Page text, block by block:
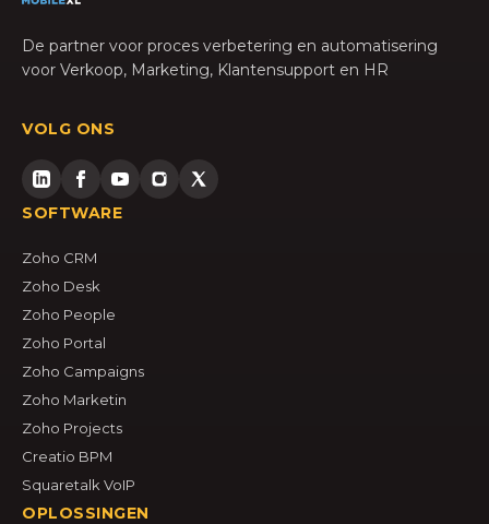
De partner voor proces verbetering en automatisering
voor Verkoop, Marketing, Klantensupport en HR
VOLG ONS
SOFTWARE
Zoho CRM
Zoho Desk
Zoho People
Zoho Portal
Zoho Campaigns
Zoho Marketin
Zoho Projects
Creatio BPM
Squaretalk VoIP
OPLOSSINGEN